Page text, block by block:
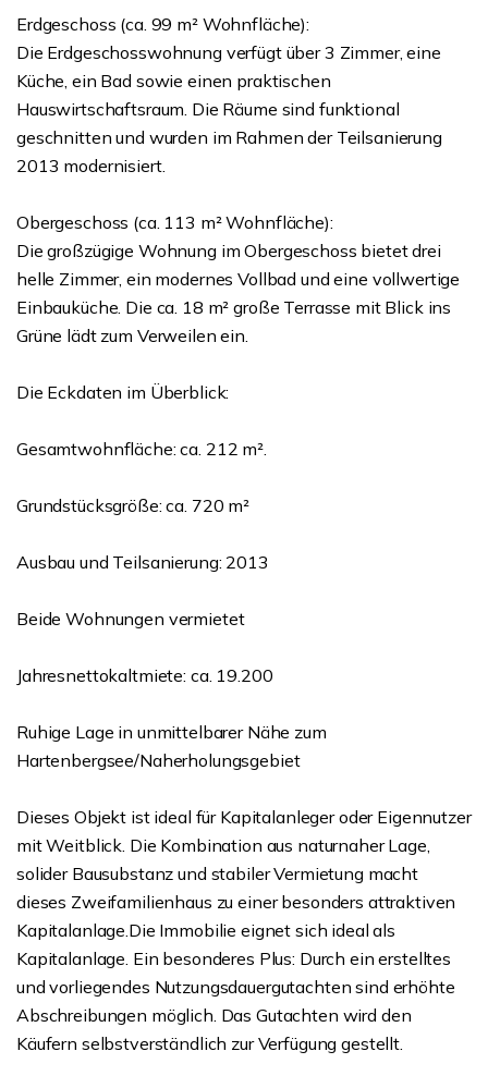
Erdgeschoss (ca. 99 m² Wohnfläche):
Die Erdgeschosswohnung verfügt über 3 Zimmer, eine
Küche, ein Bad sowie einen praktischen
Hauswirtschaftsraum. Die Räume sind funktional
geschnitten und wurden im Rahmen der Teilsanierung
2013 modernisiert.
Obergeschoss (ca. 113 m² Wohnfläche):
Die großzügige Wohnung im Obergeschoss bietet drei
helle Zimmer, ein modernes Vollbad und eine vollwertige
Einbauküche. Die ca. 18 m² große Terrasse mit Blick ins
Grüne lädt zum Verweilen ein.
Die Eckdaten im Überblick:
Gesamtwohnfläche: ca. 212 m².
Grundstücksgröße: ca. 720 m²
Ausbau und Teilsanierung: 2013
Beide Wohnungen vermietet
Jahresnettokaltmiete: ca. 19.200
Ruhige Lage in unmittelbarer Nähe zum
Hartenbergsee/Naherholungsgebiet
Dieses Objekt ist ideal für Kapitalanleger oder Eigennutzer
mit Weitblick. Die Kombination aus naturnaher Lage,
solider Bausubstanz und stabiler Vermietung macht
dieses Zweifamilienhaus zu einer besonders attraktiven
Kapitalanlage.Die Immobilie eignet sich ideal als
Kapitalanlage. Ein besonderes Plus: Durch ein erstelltes
und vorliegendes Nutzungsdauergutachten sind erhöhte
Abschreibungen möglich. Das Gutachten wird den
Käufern selbstverständlich zur Verfügung gestellt.